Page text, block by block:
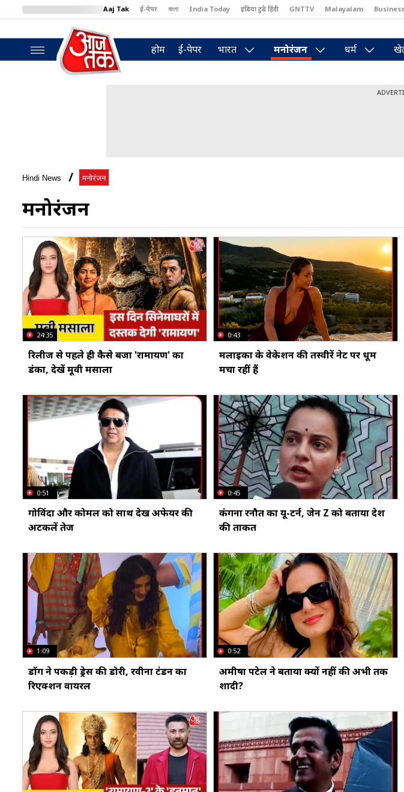
Aaj Tak ई-पेपर বাংলা India Today इंडिया टुडे हिंदी GNTTV Malayalam
BT Bazaar
होम ई-पेपर भारत मनोरंजन धर्म
Hindi News मनोरंजन
मनोरंजन
24:35
रिलीज से पहले ही कैसे बजा 'रामायण' का
डंका, देखें मूवी मसाला
0:43
मलाइका के वेकेशन की तस्वीरें नेट पर धूम
मचा रहीं हैं
0:51
गोविंदा और कोमल को साथ देख अफेयर की
अटकलें तेज
0:45
कंगना रनौत का यू-टर्न, जेन Z को बताया देश
की ताकत
1:09
डॉग ने पकड़ी ड्रेस की डोरी, रवीना टंडन का
रिएक्शन वायरल
0:52
अमीषा पटेल ने बताया क्यों नहीं की अभी तक
शादी?